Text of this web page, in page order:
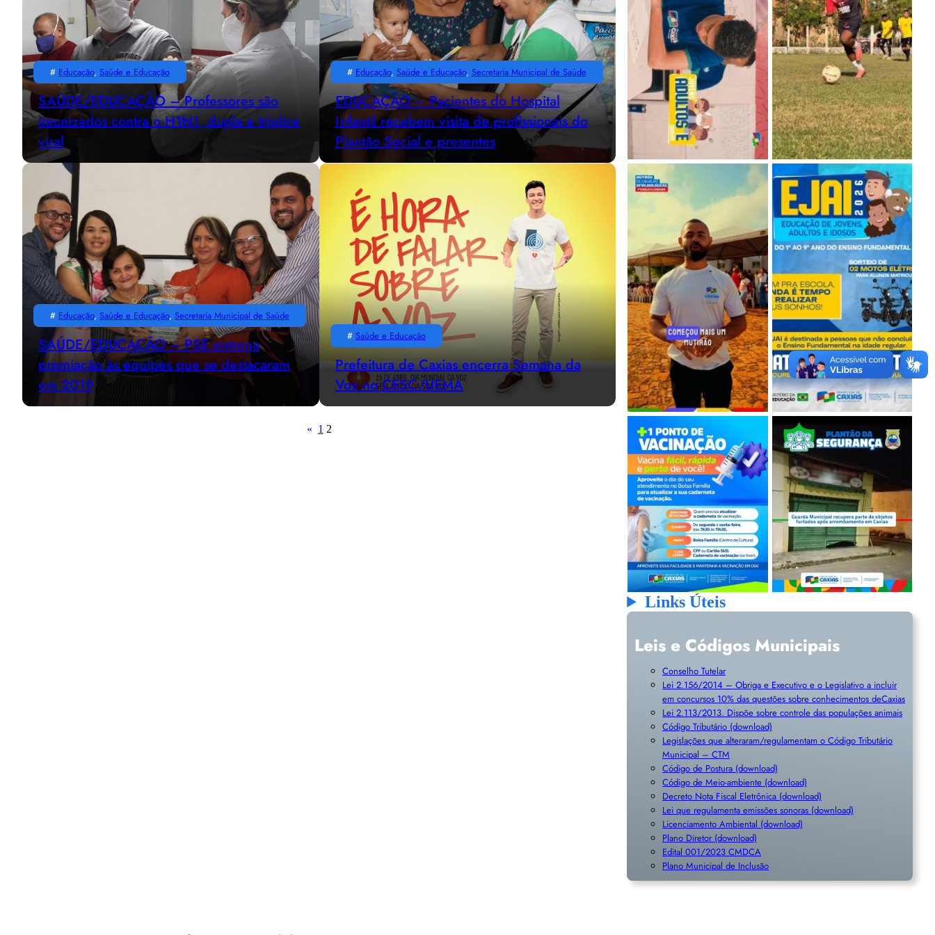
# Educação, Saúde e Educação
SAÚDE/EDUCAÇÃO – Professores são
imunizados contra o H1N1, dupla e tríplice
viral
# Educação, Saúde e Educação, Secretaria Municipal de Saúde
EDUCAÇÃO – Pacientes do Hospital
Infantil recebem visita de profissionais do
Plantão Social e presentes
# Educação, Saúde e Educação, Secretaria Municipal de Saúde
SAÚDE/EDUCAÇÃO – PSE entrega
premiação às equipes que se destacaram
em 2019
# Saúde e Educação
Prefeitura de Caxias encerra Semana da
Voz no CESC/UEMA
« 1 2
Links Úteis
Leis e Códigos Municipais
Conselho Tutelar
Lei 2.156/2014 – Obriga e Executivo e o Legislativo a incluir
em concursos 10% das questões sobre conhecimentos deCaxias
Lei 2.113/2013. Dispõe sobre controle das populações animais
Código Tributário (download)
Legislações que alteraram/regulamentam o Código Tributário
Municipal – CTM
Código de Postura (download)
Código de Meio-ambiente (download)
Decreto Nota Fiscal Eletrônica (download)
Lei que regulamenta emissões sonoras (download)
Licenciamento Ambiental (download)
Plano Diretor (download)
Edital 001/2023 CMDCA
Plano Municipal de Inclusão